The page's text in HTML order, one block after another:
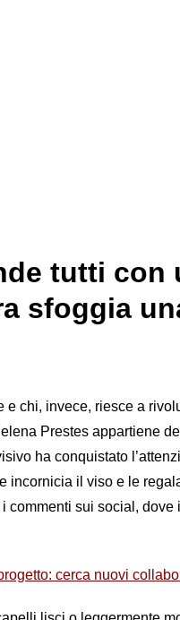
tutti con
sfoggia
chi, invece, riesce a
Prestes appartiene
ha conquistato
il viso e le
commenti sui social,
cerca nuovi